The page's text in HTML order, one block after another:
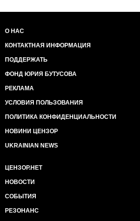
О НАС
КОНТАКТНАЯ ИНФОРМАЦИЯ
ПОДДЕРЖАТЬ
ФОНД ЮРИЯ БУТУСОВА
РЕКЛАМА
УСЛОВИЯ ПОЛЬЗОВАНИЯ
ПОЛИТИКА КОНФИДЕНЦИАЛЬНОСТИ
НОВИНИ ЦЕНЗОР
UKRAINIAN NEWS
ЦЕНЗОР.НЕТ
НОВОСТИ
СОБЫТИЯ
РЕЗОНАНС